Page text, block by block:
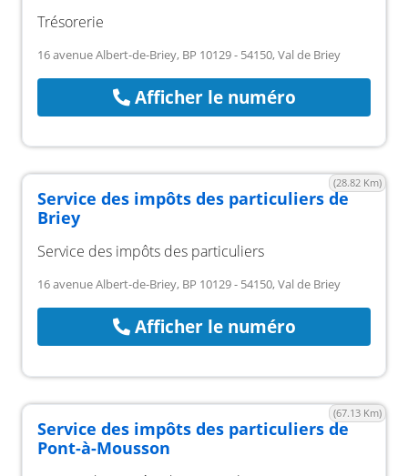
Trésorerie
16 avenue Albert-de-Briey, BP 10129 - 54150, Val de Briey
Afficher le numéro
(28.82 Km)
Service des impôts des particuliers de
Briey
Service des impôts des particuliers
16 avenue Albert-de-Briey, BP 10129 - 54150, Val de Briey
Afficher le numéro
(67.13 Km)
Service des impôts des particuliers de
Pont-à-Mousson